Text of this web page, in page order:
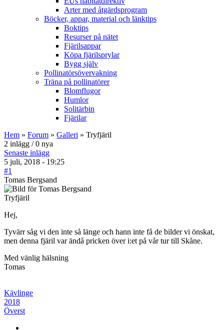
Arter med åtgärdsprogram
Böcker, appar, material och länktips
Boktips
Resurser på nätet
Fjärilsappar
Köpa fjärilsprylar
Bygg själv
Pollinatörsövervakning
Träna på pollinatörer
Blomflugor
Humlor
Solitärbin
Fjärilar
Hem » Forum » Galleri » Tryfjäril
2 inlägg / 0 nya
Senaste inlägg
5 juli, 2018 - 19:25
#1
Tomas Bergsand
Tryfjäril
Hej,
Tyvärr såg vi den inte så länge och hann inte få de bilder vi önskat,
men denna fjäril var ändå pricken över i:et på vår tur till Skåne.
Med vänlig hälsning
Tomas
Kävlinge
2018
Överst